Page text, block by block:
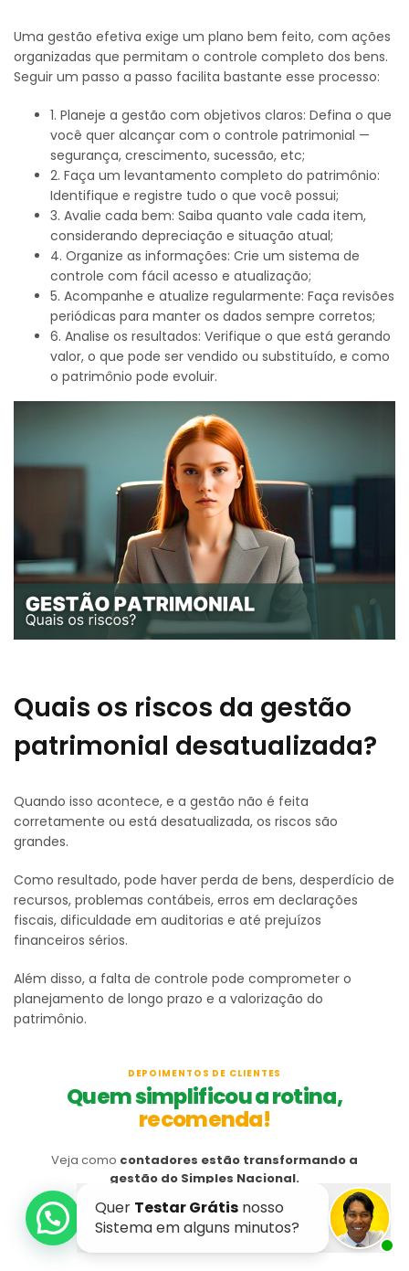
Uma gestão efetiva exige um plano bem feito, com ações
organizadas que permitam o controle completo dos bens.
Seguir um passo a passo facilita bastante esse processo:
1. Planeje a gestão com objetivos claros: Defina o que
você quer alcançar com o controle patrimonial —
segurança, crescimento, sucessão, etc;
2. Faça um levantamento completo do patrimônio:
Identifique e registre tudo o que você possui;
3. Avalie cada bem: Saiba quanto vale cada item,
considerando depreciação e situação atual;
4. Organize as informações: Crie um sistema de
controle com fácil acesso e atualização;
5. Acompanhe e atualize regularmente: Faça revisões
periódicas para manter os dados sempre corretos;
6. Analise os resultados: Verifique o que está gerando
valor, o que pode ser vendido ou substituído, e como
o patrimônio pode evoluir.
Quais os riscos da gestão
patrimonial desatualizada?
Quando isso acontece, e a gestão não é feita
corretamente ou está desatualizada, os riscos são
grandes.
Como resultado, pode haver perda de bens, desperdício de
recursos, problemas contábeis, erros em declarações
fiscais, dificuldade em auditorias e até prejuízos
financeiros sérios.
Além disso, a falta de controle pode comprometer o
planejamento de longo prazo e a valorização do
patrimônio.
DEPOIMENTOS DE CLIENTES
Quem simplificou a rotina,
recomenda!
Veja como contadores estão transformando a
gestão do Simples Nacional.
5